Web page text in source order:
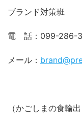
ブランド対策班
電 話：099-286-
メール：
（かごしまの食輸